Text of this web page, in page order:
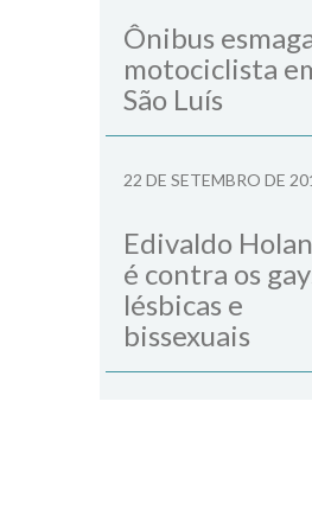
Ônibus
motociclista
São Luís
22 DE SETEMBRO DE
Edivaldo
é contra os
lésbicas e
bissexuais